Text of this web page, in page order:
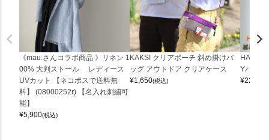
《mau.さんコラボ商品 》リネン 1
00% 大判ストール レディース
UVカット 【ネコポスで送料無
料】 (08000252r) 【名入れ刺繍可
能】
¥5,900(税込)
KAKSI クリアポーチ 斜め掛けバ
ッグ アウトドア クリアケース
¥1,650(税込)
Yバッグ
¥22,000